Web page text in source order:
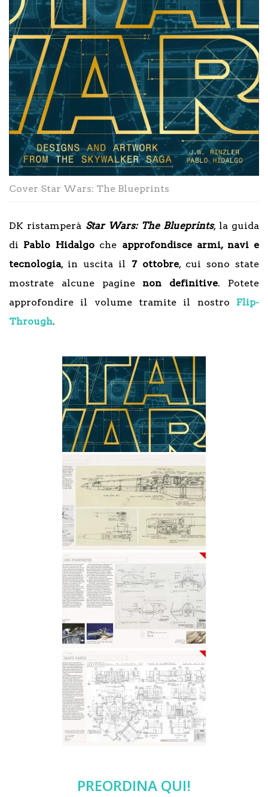
Cover Star Wars: The Blueprints
DK ristamperà Star Wars: The Blueprints, la guida
di Pablo Hidalgoche approfondisce armi, navi e
tecnologia, in uscita il 7 ottobre, cui sono state
mostrate alcune pagine non definitive. Potete
approfondire il volume tramite il nostro Flip-
Through.
PREORDINA QUI!